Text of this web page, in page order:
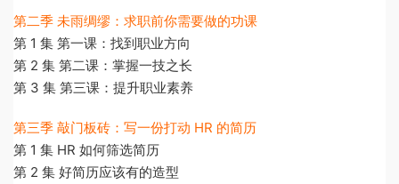
第二季 未雨绸缪：求职前你需要做的功课
第 1 集 第一课：找到职业方向
第 2 集 第二课：掌握一技之长
第 3 集 第三课：提升职业素养
第三季 敲门板砖：写一份打动 HR 的简历
第 1 集 HR 如何筛选简历
第 2 集 好简历应该有的造型